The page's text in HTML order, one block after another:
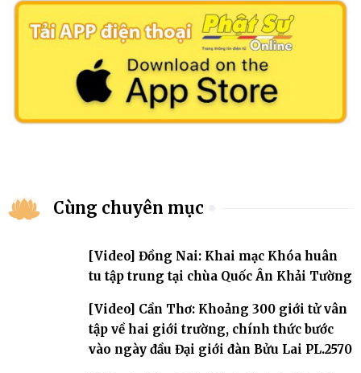
Cùng chuyên mục
[Video] Đồng Nai: Khai mạc Khóa huân
tu tập trung tại chùa Quốc Ân Khải Tường
[Video] Cần Thơ: Khoảng 300 giới tử vân
tập về hai giới trường, chính thức bước
vào ngày đầu Đại giới đàn Bửu Lai PL.2570